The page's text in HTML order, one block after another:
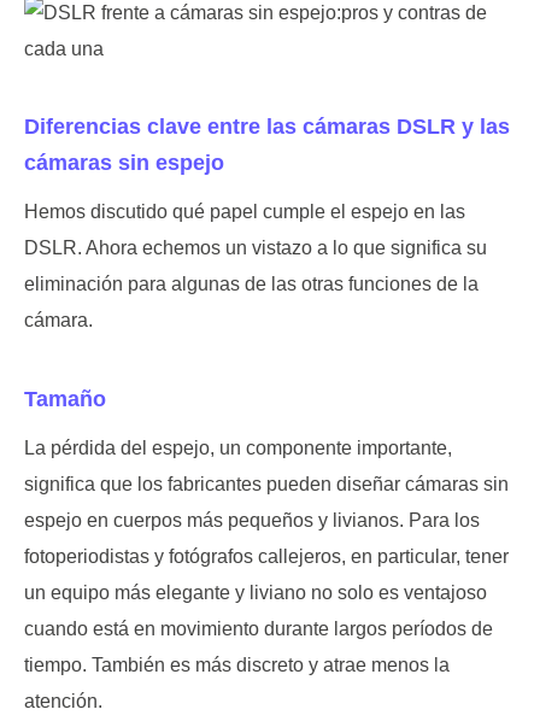
Diferencias clave entre las cámaras DSLR y las
cámaras sin espejo
Hemos discutido qué papel cumple el espejo en las
DSLR. Ahora echemos un vistazo a lo que significa su
eliminación para algunas de las otras funciones de la
cámara.
Tamaño
La pérdida del espejo, un componente importante,
significa que los fabricantes pueden diseñar cámaras sin
espejo en cuerpos más pequeños y livianos. Para los
fotoperiodistas y fotógrafos callejeros, en particular, tener
un equipo más elegante y liviano no solo es ventajoso
cuando está en movimiento durante largos períodos de
tiempo. También es más discreto y atrae menos la
atención.